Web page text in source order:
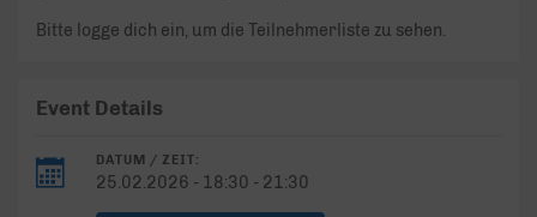
Bitte logge dich ein, um die Teilnehmerliste zu sehen.
Event Details
DATUM / ZEIT:
25.02.2026 - 18:30 - 21:30